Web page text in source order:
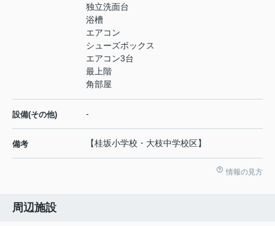
独立洗面台
浴槽
エアコン
シューズボックス
エアコン3台
最上階
角部屋
設備(その他) -
備考 【桂坂小学校・大枝中学校区】
情報の見方
周辺施設